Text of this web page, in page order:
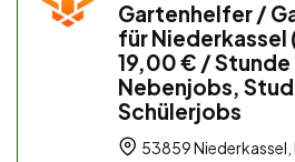
Gartenhelfer /
für
19,00 € / Stunde
Nebenjobs,
Schülerjobs
53859